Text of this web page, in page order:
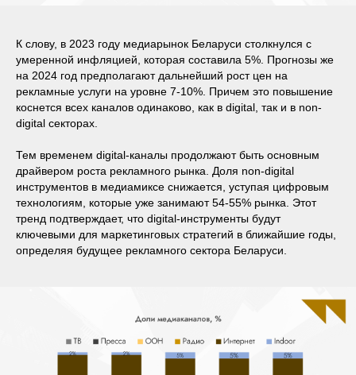
К слову, в 2023 году медиарынок Беларуси столкнулся с
умеренной инфляцией, которая составила 5%. Прогнозы же
на 2024 год предполагают дальнейший рост цен на
рекламные услуги на уровне 7-10%. Причем это повышение
коснется всех каналов одинаково, как в digital, так и в non-
digital секторах.
Тем временем digital-каналы продолжают быть основным
драйвером роста рекламного рынка. Доля non-digital
инструментов в медиамиксе снижается, уступая цифровым
технологиям, которые уже занимают 54-55% рынка. Этот
тренд подтверждает, что digital-инструменты будут
ключевыми для маркетинговых стратегий в ближайшие годы,
определяя будущее рекламного сектора Беларуси.